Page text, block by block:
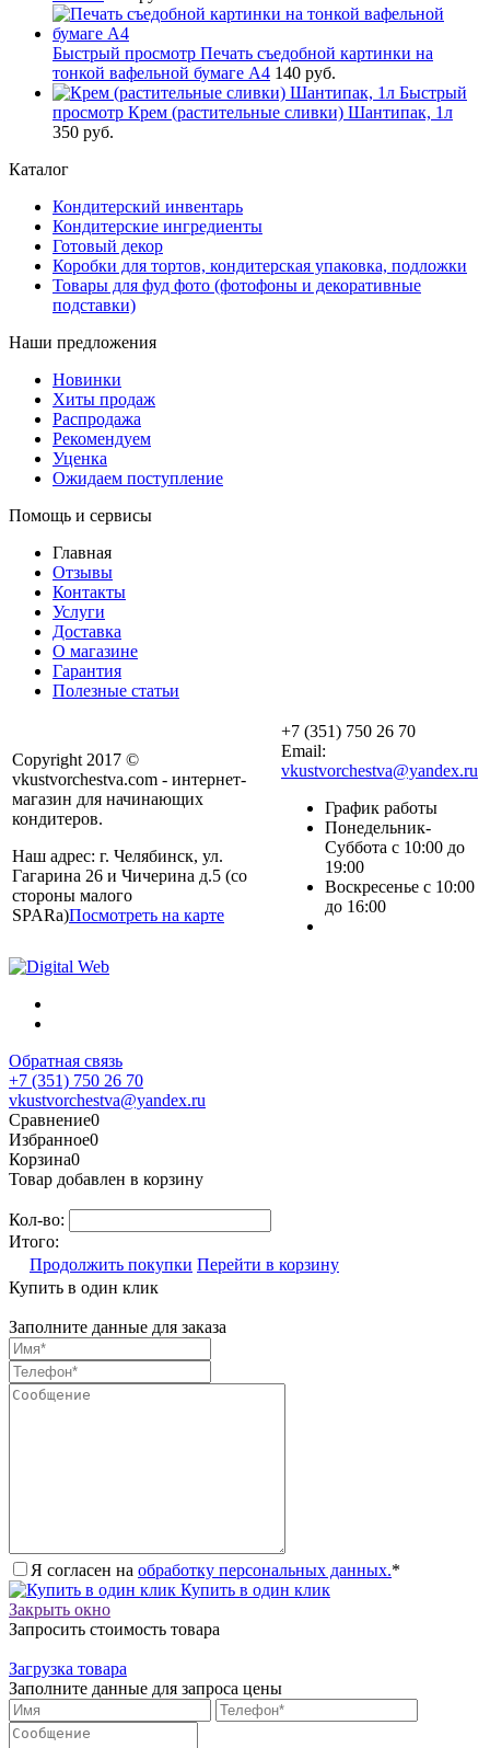
Быстрый просмотр Печать съедобной картинки на
тонкой вафельной бумаге А4 140 руб.
Быстрый
просмотр Крем (растительные сливки) Шантипак, 1л
350 руб.
Каталог
Кондитерский инвентарь
Кондитерские ингредиенты
Готовый декор
Коробки для тортов, кондитерская упаковка, подложки
Товары для фуд фото (фотофоны и декоративные
подставки)
Наши предложения
Новинки
Хиты продаж
Распродажа
Рекомендуем
Уценка
Ожидаем поступление
Помощь и сервисы
Главная
Отзывы
Контакты
Услуги
Доставка
О магазине
Гарантия
Полезные статьи
Copyright 2017 ©
vkustvorchestva.com - интернет-
магазин для начинающих
кондитеров.
Наш адрес: г. Челябинск, ул.
Гагарина 26 и Чичерина д.5 (со
стороны малого
SPARa)Посмотреть на карте
+7 (351) 750 26 70
Email:
vkustvorchestva@yandex.ru
График работы
Понедельник-
Суббота с 10:00 до
19:00
Воскресенье с 10:00
до 16:00
Обратная связь
+7 (351) 750 26 70
vkustvorchestva@yandex.ru
Сравнение0
Избранное0
Корзина0
Товар добавлен в корзину
Кол-во:
Итого:
Продолжить покупки Перейти в корзину
Купить в один клик
Заполните данные для заказа
Я согласен на обработку персональных данных.*
Купить в один клик
Закрыть окно
Запросить стоимость товара
Загрузка товара
Заполните данные для запроса цены